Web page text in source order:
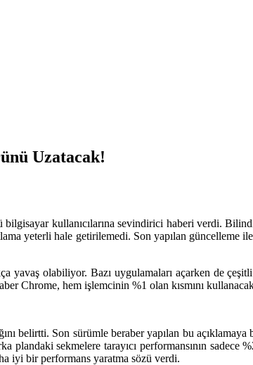
Uzatacak!
kullanıcılarına sevindirici haberi verdi.
yeterli hale getirilemedi. Son yapılan
yavaş olabiliyor. Bazı uygulamaları açarken de
Chrome, hem işlemcinin %1 olan kısmını
belirtti. Son sürümle beraber yapılan bu
sekmelere tarayıcı performansının sadece
iyi bir performans yaratma sözü verdi.